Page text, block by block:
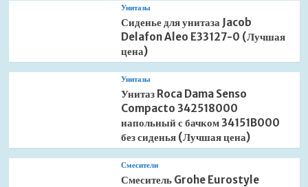
Унитазы
Сиденье для унитаза Jacob
Delafon Aleo E33127-0 (Лучшая
цена)
Унитазы
Унитаз Roca Dama Senso
Compacto 342518000
напольный с бачком 34151B000
без сиденья (Лучшая цена)
Смесители
Смеситель Grohe Eurostyle